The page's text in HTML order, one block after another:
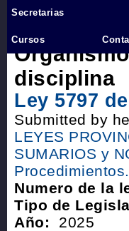
Inicio›
35
disciplina
Ley 5797
Submitted by
LEYES
SUMARIOS y
Numero de la
Tipo de
Año:
2025
Secretarias
Cursos